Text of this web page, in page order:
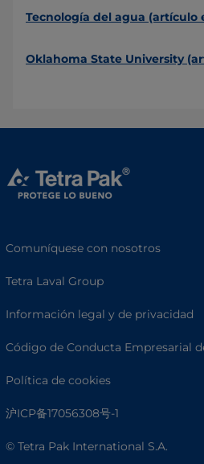
Tecnología del agua (artículo
Oklahoma State University
Comuníquese con nosotros
Tetra Laval Group
Información legal y de privacidad
Código de Conducta Empresarial
Política de cookies
沪ICP备17056308号-1
© Tetra Pak International S.A.